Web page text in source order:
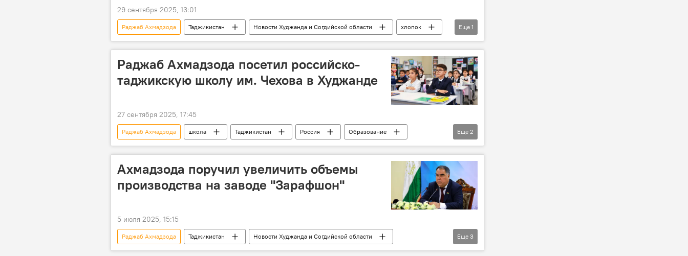
29 сентября 2025, 13:01
Раджаб Ахмадзода Таджикистан Новости Худжанда и Согдийской области
хлопок
сельское хозяйство
Еще 1
Раджаб Ахмадзода посетил российско-
таджикскую школу им. Чехова в Худжанде
27 сентября 2025, 17:45
Раджаб Ахмадзода школа Таджикистан Россия
Образование
Новости Худжанда и Согдийской области
визит
Еще 2
Ахмадзода поручил увеличить объемы
производства на заводе "Зарафшон"
5 июля 2025, 15:15
Раджаб Ахмадзода Таджикистан
Новости Худжанда и Согдийской области
СП "Зарафшон"
золото завод
Еще 3